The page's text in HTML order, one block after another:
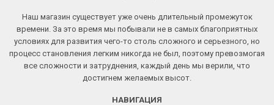
Наш магазин существует уже очень длительный промежуток
времени. За это время мы побывали не в самых благоприятных
условиях для развития чего-то столь сложного и серьезного, но
процесс становления легким никогда не был, поэтому превозмогая
все сложности и затруднения, каждый день мы верили, что
достигнем желаемых высот.
НАВИГАЦИЯ